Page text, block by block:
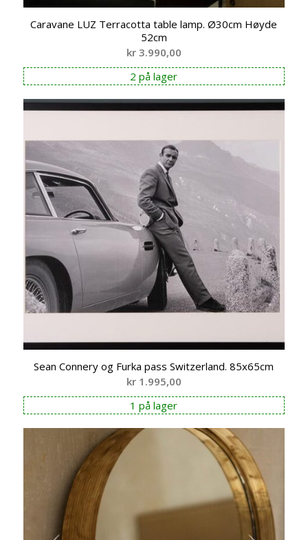
Caravane LUZ Terracotta table lamp. Ø30cm Høyde
52cm
kr3.990,00
2 på lager
Sean Connery og Furka pass Switzerland. 85x65cm
kr1.995,00
1 på lager